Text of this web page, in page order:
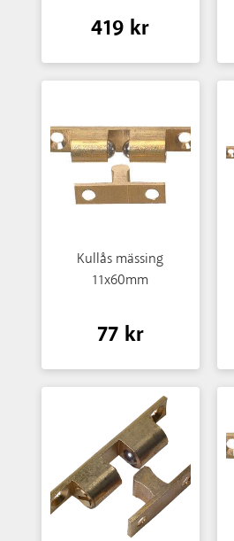
419 kr
Kullås mässing
11x60mm
77 kr